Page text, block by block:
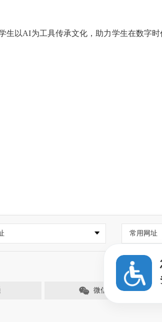
以AI为工具传承文化，助力学生在数字时
常用网址
微信公众号